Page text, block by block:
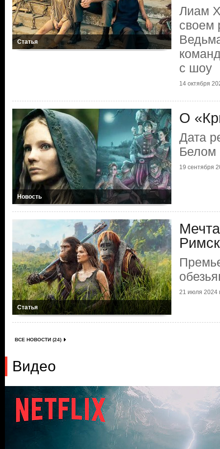
Статья
Лиам
своем
с шоу
14 октября
Новость
О
Дата
Белом
19 сентября
Статья
21 июля 2024
ВСЕ НОВОСТИ (24)
Видео